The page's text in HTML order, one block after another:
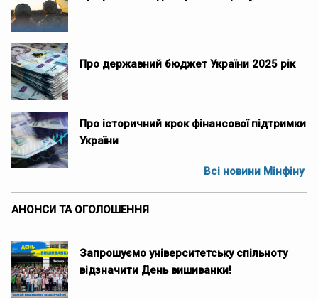
Про державний бюджет України 2025 рік
Про історичний крок фінансової підтримки
України
Всі новини Мінфіну
АНОНСИ ТА ОГОЛОШЕННЯ
Запрошуємо університетську спільноту
відзначити День вишиванки!